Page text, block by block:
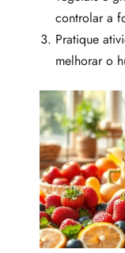
controlar a
Pratique
melhorar o